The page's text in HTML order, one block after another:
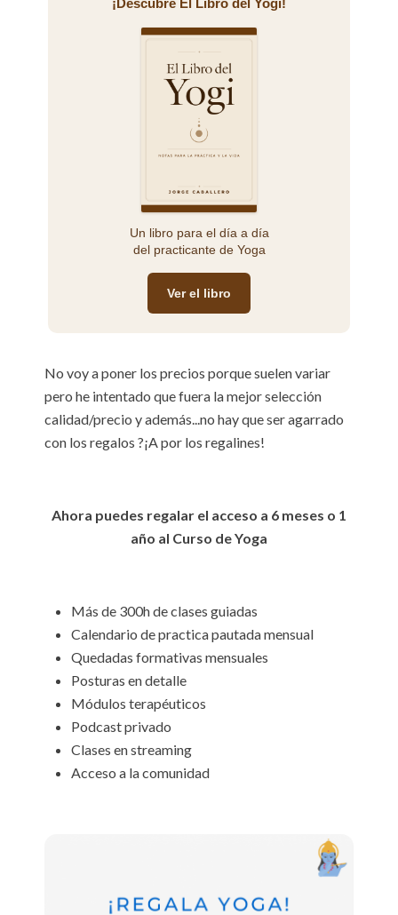
¡Descubre El Libro del Yogi!
Un libro para el día a día
del practicante de Yoga
Ver el libro
No voy a poner los precios porque suelen variar
pero he intentado que fuera la mejor selección
calidad/precio y además...no hay que ser agarrado
con los regalos ?¡A por los regalines!
Ahora puedes regalar el acceso a 6 meses o 1
año al Curso de Yoga
Más de 300h de clases guiadas
Calendario de practica pautada mensual
Quedadas formativas mensuales
Posturas en detalle
Módulos terapéuticos
Podcast privado
Clases en streaming
Acceso a la comunidad